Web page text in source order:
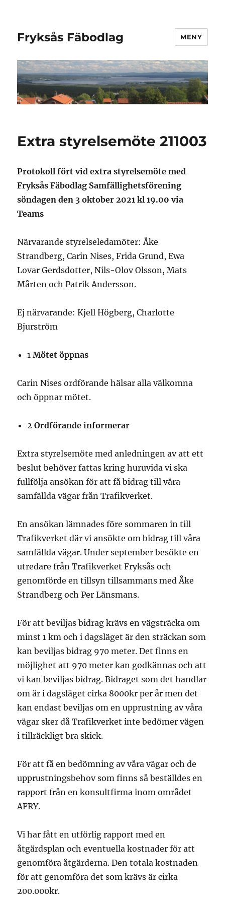
Fryksås Fäbodlag MENY
Extra styrelsemöte 211003
Protokoll fört vid extra styrelsemöte med
Fryksås Fäbodlag Samfällighetsförening
söndagen den 3 oktober 2021 kl 19.00 via
Teams
Närvarande styrelseledamöter: Åke
Strandberg, Carin Nises, Frida Grund, Ewa
Lovar Gerdsdotter, Nils-Olov Olsson, Mats
Mårten och Patrik Andersson.
Ej närvarande: Kjell Högberg, Charlotte
Bjurström
1Mötet öppnas
Carin Nises ordförande hälsar alla välkomna
och öppnar mötet.
2Ordförande informerar
Extra styrelsemöte med anledningen av att ett
beslut behöver fattas kring huruvida vi ska
fullfölja ansökan för att få bidrag till våra
samfällda vägar från Trafikverket.
En ansökan lämnades före sommaren in till
Trafikverket där vi ansökte om bidrag till våra
samfällda vägar. Under september besökte en
utredare från Trafikverket Fryksås och
genomförde en tillsyn tillsammans med Åke
Strandberg och Per Länsmans.
För att beviljas bidrag krävs en vägsträcka om
minst 1 km och i dagsläget är den sträckan som
kan beviljas bidrag 970 meter. Det finns en
möjlighet att 970 meter kan godkännas och att
vi kan beviljas bidrag. Bidraget som det handlar
om är i dagsläget cirka 8000kr per år men det
kan endast beviljas om en upprustning av våra
vägar sker då Trafikverket inte bedömer vägen
i tillräckligt bra skick.
För att få en bedömning av våra vägar och de
upprustningsbehov som finns så beställdes en
rapport från en konsultfirma inom området
AFRY.
Vi har fått en utförlig rapport med en
åtgärdsplan och eventuella kostnader för att
genomföra åtgärderna. Den totala kostnaden
för att genomföra det som krävs är cirka
200.000kr.